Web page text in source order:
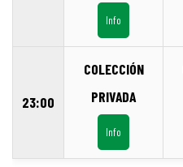
Info
23:00
COLECCIÓN
PRIVADA
Info